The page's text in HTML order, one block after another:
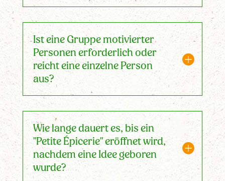
Ist eine Gruppe motivierter
Personen erforderlich oder
reicht eine einzelne Person
aus?
Wie lange dauert es, bis ein
"Petite Épicerie" eröffnet wird,
nachdem eine Idee geboren
wurde?